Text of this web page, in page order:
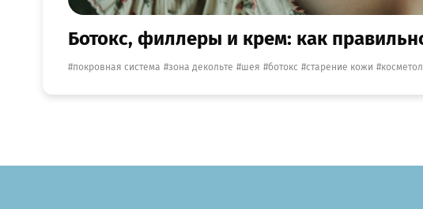
Ботокс, филлеры и крем: как
покровная система зона декольте шея ботокс старение кожи